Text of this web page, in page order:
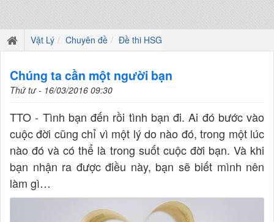
Vật Lý Chuyên đề Đề thi HSG
Chúng ta cần một người bạn
Thứ tư - 16/03/2016 09:30
TTO - Tình bạn đến rồi tình bạn đi. Ai đó bước vào
cuộc đời cũng chỉ vì một lý do nào đó, trong một lúc
nào đó và có thể là trong suốt cuộc đời bạn. Và khi
bạn nhận ra được điều này, bạn sẽ biết mình nên
làm gì…